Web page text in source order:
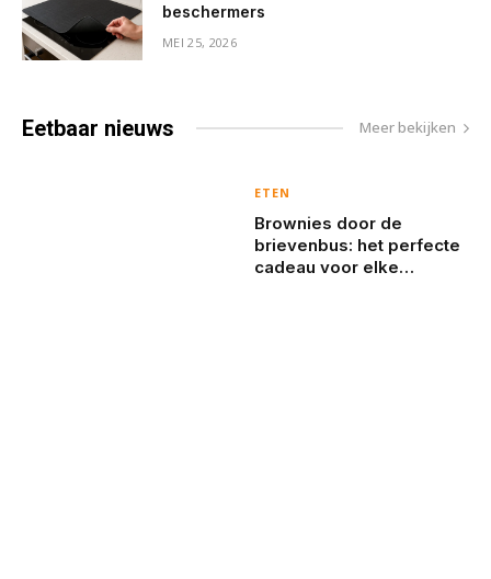
beschermers
MEI 25, 2026
Eetbaar nieuws Meer bekijken
ETEN
Brownies door de
brievenbus: het perfecte
cadeau voor elke